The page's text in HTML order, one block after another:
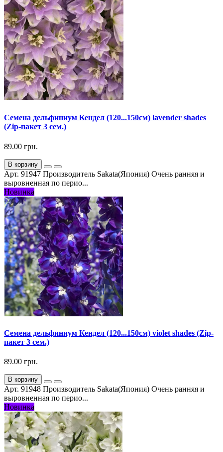
Семена дельфиниум Кендел (120...150см) lavender shades
(Zip-пакет 3 сем.)
89.00 грн.
В корзину
Арт. 91947 Производитель Sakata(Япония) Очень ранняя и
выровненная по перио...
Новинка
Семена дельфиниум Кендел (120...150см) violet shades (Zip-
пакет 3 сем.)
89.00 грн.
В корзину
Арт. 91948 Производитель Sakata(Япония) Очень ранняя и
выровненная по перио...
Новинка